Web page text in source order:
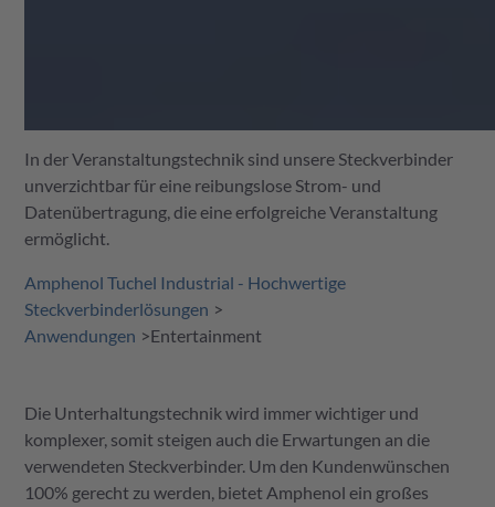
In der Veranstaltungstechnik sind unsere Steckverbinder
unverzichtbar für eine reibungslose Strom- und
Datenübertragung, die eine erfolgreiche Veranstaltung
ermöglicht.
Amphenol Tuchel Industrial - Hochwertige
Steckverbinderlösungen
Anwendungen
Entertainment
Die Unterhaltungstechnik wird immer wichtiger und
komplexer, somit steigen auch die Erwartungen an die
verwendeten Steckverbinder. Um den Kundenwünschen
100% gerecht zu werden, bietet Amphenol ein großes